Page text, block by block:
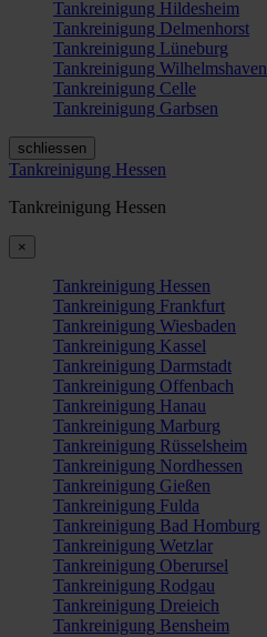
Tankreinigung Hildesheim
Tankreinigung Delmenhorst
Tankreinigung Lüneburg
Tankreinigung Wilhelmshaven
Tankreinigung Celle
Tankreinigung Garbsen
schliessen
Tankreinigung Hessen
Tankreinigung Hessen
×
Tankreinigung Hessen
Tankreinigung Frankfurt
Tankreinigung Wiesbaden
Tankreinigung Kassel
Tankreinigung Darmstadt
Tankreinigung Offenbach
Tankreinigung Hanau
Tankreinigung Marburg
Tankreinigung Rüsselsheim
Tankreinigung Nordhessen
Tankreinigung Gießen
Tankreinigung Fulda
Tankreinigung Bad Homburg
Tankreinigung Wetzlar
Tankreinigung Oberursel
Tankreinigung Rodgau
Tankreinigung Dreieich
Tankreinigung Bensheim